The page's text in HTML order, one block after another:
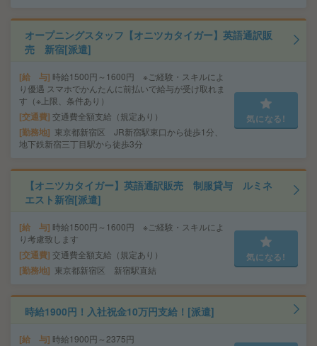
オープニングスタッフ【オニツカタイガー】英語通訳販
売 新宿[派遣]
給 与 時給1500円～1600円 ※ご経験・スキルによ
り優遇 スマホでかんたんに前払いで給与が受け取れま
す（※上限、条件あり）
交通費 交通費全額支給（規定あり）
勤務地
東京都新宿区 JR新宿駅東口から徒歩1分、
地下鉄新宿三丁目駅から徒歩3分
気になる!
【オニツカタイガー】英語通訳販売 制服貸与 ルミネ
エスト新宿[派遣]
給 与 時給1500円～1600円 ※ご経験・スキルによ
り考慮致します
交通費 交通費全額支給（規定あり）
勤務地 東京都新宿区 新宿駅直結
気になる!
時給1900円！入社祝金10万円支給！[派遣]
給 与 時給1900円～2375円